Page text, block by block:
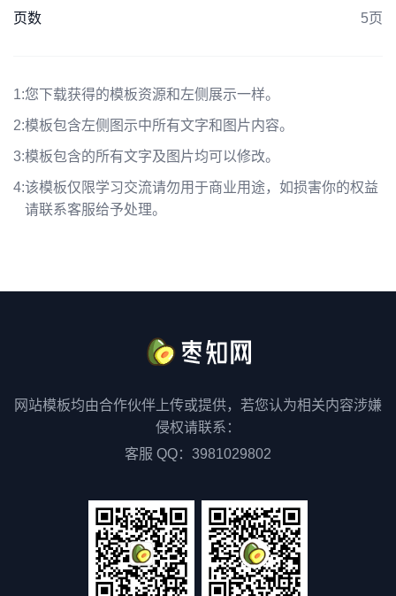
页数 5页
1:您下载获得的模板资源和左侧展示一样。
2:模板包含左侧图示中所有文字和图片内容。
3:模板包含的所有文字及图片均可以修改。
4:该模板仅限学习交流请勿用于商业用途，如损害你的权益
请联系客服给予处理。
网站模板均由合作伙伴上传或提供，若您认为相关内容涉嫌
侵权请联系：
客服 QQ：3981029802